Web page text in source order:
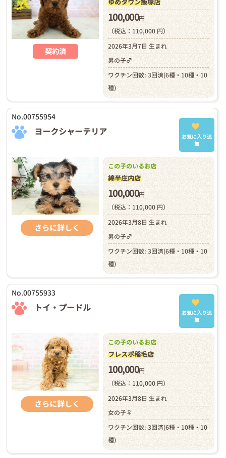
契約済
ゆめタウン飯塚店
100,000円
（税込：110,000 円）
2026年3月7日 生まれ
男の子♂
ワクチン回数: 3回済(6種・10種・10
種)
No.00755954
ヨークシャーテリア
お気に入り追
加
さらに詳しく
この子のいるお店
綿半庄内店
100,000円
（税込：110,000 円）
2026年3月8日 生まれ
男の子♂
ワクチン回数: 3回済(6種・10種・10
種)
No.00755933
トイ・プードル
お気に入り追
加
さらに詳しく
この子のいるお店
フレスポ稲毛店
100,000円
（税込：110,000 円）
2026年3月8日 生まれ
女の子♀
ワクチン回数: 3回済(6種・10種・10
種)